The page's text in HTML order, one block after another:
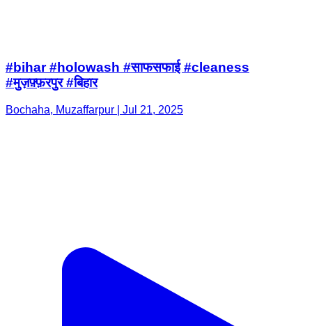
#bihar #holowash #साफसफाई #cleaness
#मुज़फ़्फ़रपुर #बिहार
Bochaha, Muzaffarpur | Jul 21, 2025